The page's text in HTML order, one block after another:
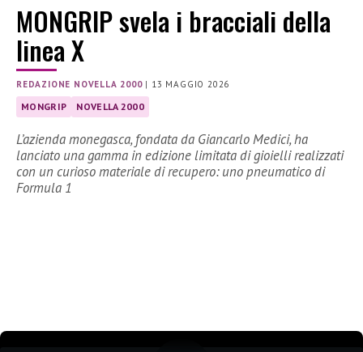
MONGRIP svela i bracciali della
linea X
REDAZIONE NOVELLA 2000| 13 MAGGIO 2026
MONGRIP NOVELLA 2000
L’azienda monegasca, fondata da Giancarlo Medici, ha
lanciato una gamma in edizione limitata di gioielli realizzati
con un curioso materiale di recupero: uno pneumatico di
Formula 1